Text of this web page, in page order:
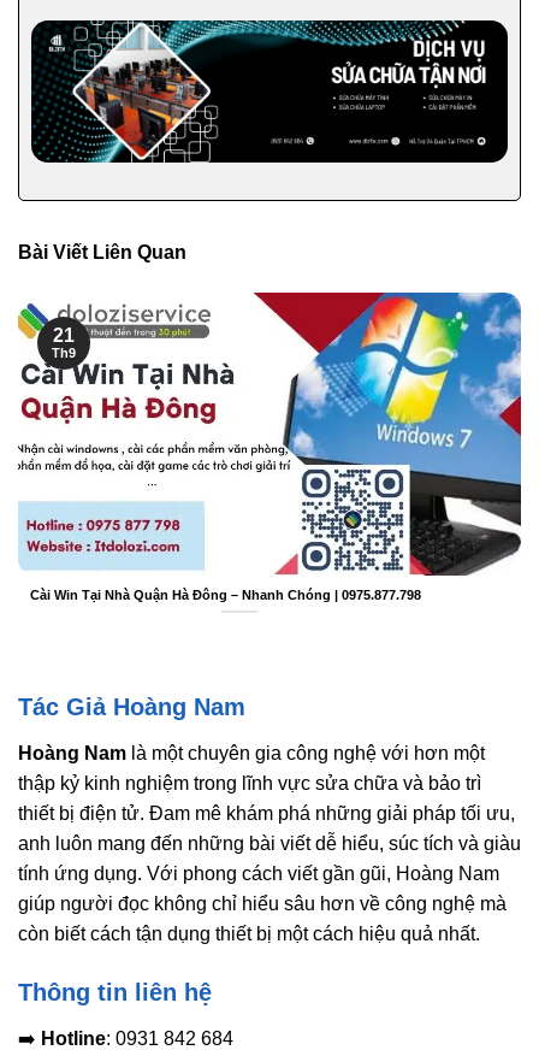
Bài Viết Liên Quan
Cài Win Tại Nhà Quận Hà Đông – Nhanh Chóng | 0975.877.798
21
Th9
Tác Giả Hoàng Nam
Hoàng Nam là một chuyên gia công nghệ với hơn một
thập kỷ kinh nghiệm trong lĩnh vực sửa chữa và bảo trì
thiết bị điện tử. Đam mê khám phá những giải pháp tối ưu,
anh luôn mang đến những bài viết dễ hiểu, súc tích và giàu
tính ứng dụng. Với phong cách viết gần gũi, Hoàng Nam
giúp người đọc không chỉ hiểu sâu hơn về công nghệ mà
còn biết cách tận dụng thiết bị một cách hiệu quả nhất.
Thông tin liên hệ
➡️ Hotline: 0931 842 684